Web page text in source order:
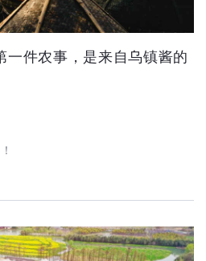
一件农事，是来自乌镇酱的